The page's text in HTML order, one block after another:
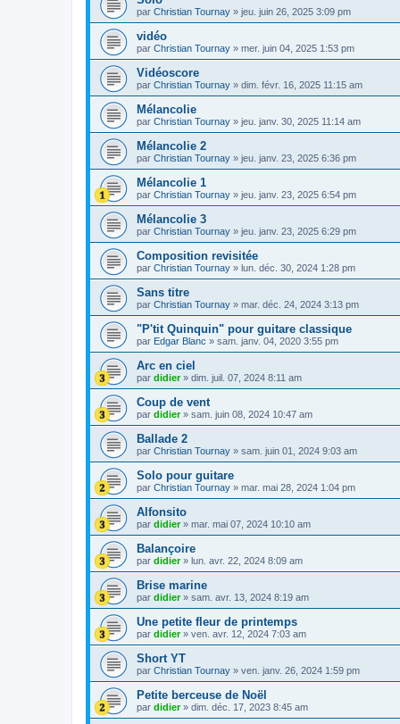
par Christian Tournay » jeu. juin 26, 2025 3:09 pm
vidéo
par Christian Tournay » mer. juin 04, 2025 1:53 pm
Vidéoscore
par Christian Tournay » dim. févr. 16, 2025 11:15 am
Mélancolie
par Christian Tournay » jeu. janv. 30, 2025 11:14 am
Mélancolie 2
par Christian Tournay » jeu. janv. 23, 2025 6:36 pm
Mélancolie 1
par Christian Tournay » jeu. janv. 23, 2025 6:54 pm
Mélancolie 3
par Christian Tournay » jeu. janv. 23, 2025 6:29 pm
Composition revisitée
par Christian Tournay » lun. déc. 30, 2024 1:28 pm
Sans titre
par Christian Tournay » mar. déc. 24, 2024 3:13 pm
"P'tit Quinquin" pour guitare classique
par Edgar Blanc » sam. janv. 04, 2020 3:55 pm
Arc en ciel
par didier» dim. juil. 07, 2024 8:11 am
Coup de vent
par didier» sam. juin 08, 2024 10:47 am
Ballade 2
par Christian Tournay » sam. juin 01, 2024 9:03 am
Solo pour guitare
par Christian Tournay » mar. mai 28, 2024 1:04 pm
Alfonsito
par didier» mar. mai 07, 2024 10:10 am
Balançoire
par didier» lun. avr. 22, 2024 8:09 am
Brise marine
par didier» sam. avr. 13, 2024 8:19 am
Une petite fleur de printemps
par didier» ven. avr. 12, 2024 7:03 am
Short YT
par Christian Tournay » ven. janv. 26, 2024 1:59 pm
Petite berceuse de Noël
par didier» dim. déc. 17, 2023 8:45 am